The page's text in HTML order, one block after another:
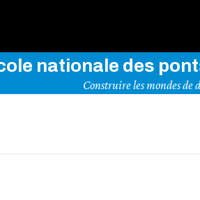
nationale des
Construire les mondes de